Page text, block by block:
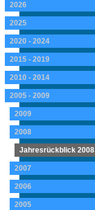
2026
2025
2020 - 2024
2015 - 2019
2010 - 2014
2005 - 2009
2009
2008
Jahresrückblick 2008
2007
2006
2005